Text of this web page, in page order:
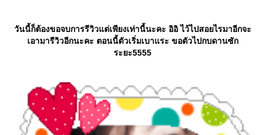
วันนี้ก็ต้องขอจบการรีวิวแต่เพียงเท่านี้นะคะ อิอิ ไว้ไปสอยไรมาอีกจะ
เอามารีวิวอีกนะคะ ตอนนี้ตัวเริ่มเบาแระ ขอตัวไปกบดานซัก
ระยะ5555